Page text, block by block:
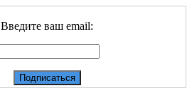
Введите ваш email: